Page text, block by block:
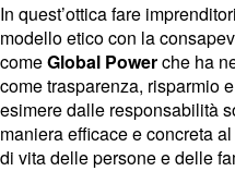
In quest’ottica fare
modello etico con la
comeGlobal Powerche ha
come trasparenza, risparmio
esimere dalle responsabilità
maniera efficace e concreta
di vita delle persone e delle